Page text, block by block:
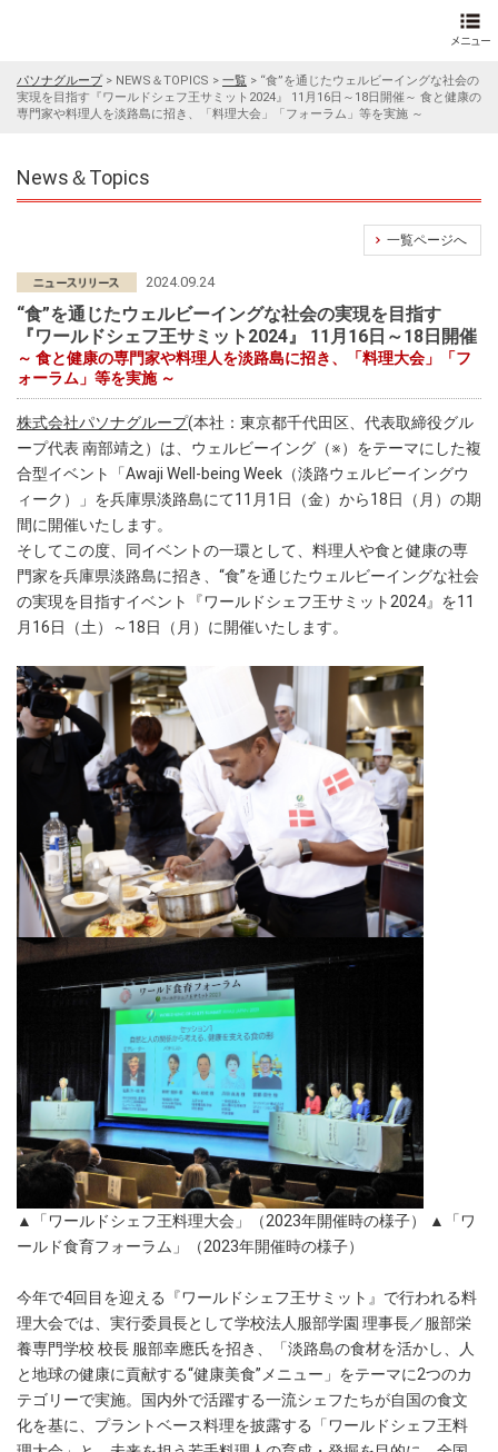
パソナグループ> NEWS＆TOPICS > 一覧 > “食”を通じたウェルビーイングな社会の
実現を目指す『ワールドシェフ王サミット2024』 11月16日～18日開催～ 食と健康の
専門家や料理人を淡路島に招き、「料理大会」「フォーラム」等を実施 ～
News＆Topics
一覧ページへ
2024.09.24
“食”を通じたウェルビーイングな社会の実現を目指す
『ワールドシェフ王サミット2024』 11月16日～18日開催
～ 食と健康の専門家や料理人を淡路島に招き、「料理大会」「フ
ォーラム」等を実施 ～
株式会社パソナグループ(本社：東京都千代田区、代表取締役グル
ープ代表 南部靖之）は、ウェルビーイング（※）をテーマにした複
合型イベント「Awaji Well-being Week（淡路ウェルビーイングウ
ィーク）」を兵庫県淡路島にて11月1日（金）から18日（月）の期
間に開催いたします。
そしてこの度、同イベントの一環として、料理人や食と健康の専
門家を兵庫県淡路島に招き、“食”を通じたウェルビーイングな社会
の実現を目指すイベント『ワールドシェフ王サミット2024』を11
月16日（土）～18日（月）に開催いたします。
▲「ワールドシェフ王料理大会」（2023年開催時の様子） ▲「ワ
ールド食育フォーラム」（2023年開催時の様子）
今年で4回目を迎える『ワールドシェフ王サミット』で行われる料
理大会では、実行委員長として学校法人服部学園 理事長／服部栄
養専門学校 校長 服部幸應氏を招き、「淡路島の食材を活かし、人
と地球の健康に貢献する“健康美食”メニュー」をテーマに2つのカ
テゴリーで実施。国内外で活躍する一流シェフたちが自国の食文
化を基に、プラントベース料理を披露する「ワールドシェフ王料